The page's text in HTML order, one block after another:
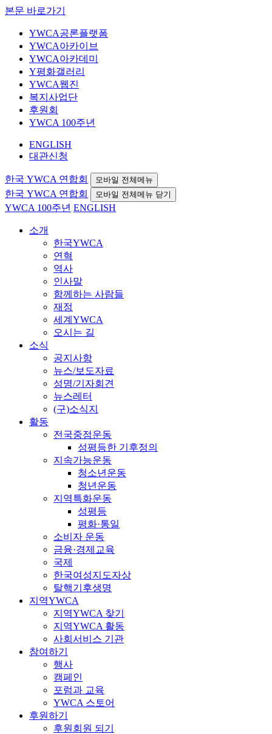
본문 바로가기
YWCA공론플랫폼
YWCA아카이브
YWCA아카데미
Y평화갤러리
YWCA웹진
복지사업단
후원회
YWCA 100주년
ENGLISH
대관신청
한국 YWCA 연합회 모바일 전체메뉴
한국 YWCA 연합회 모바일 전체메뉴 닫기
YWCA 100주년 ENGLISH
소개
한국YWCA
연혁
역사
인사말
함께하는 사람들
재정
세계YWCA
오시는 길
소식
공지사항
뉴스/보도자료
성명/기자회견
뉴스레터
(구)소식지
활동
전국중점운동
성평등한 기후정의
지속가능운동
청소년운동
청년운동
지역특화운동
성평등
평화·통일
소비자 운동
금융·경제교육
국제
한국여성지도자상
탈핵기후생명
지역YWCA
지역YWCA 찾기
지역YWCA 활동
사회서비스 기관
참여하기
행사
캠페인
포럼과 교육
YWCA 스토어
후원하기
후원회원 되기